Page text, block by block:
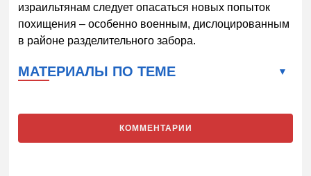
израильтянам следует опасаться новых попыток
похищения – особенно военным, дислоцированным
в районе разделительного забора.
МАТЕРИАЛЫ ПО ТЕМЕ
КОММЕНТАРИИ